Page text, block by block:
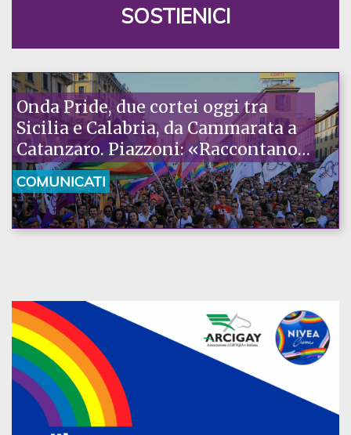
SOSTIENICI
Onda Pride, due cortei oggi tra
Sicilia e Calabria, da Cammarata a
Catanzaro. Piazzoni: «Raccontano
la nostra ostinazione»
COMUNICATI